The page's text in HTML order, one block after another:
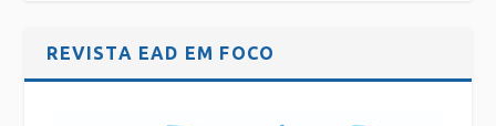
REVISTA EAD EM FOCO